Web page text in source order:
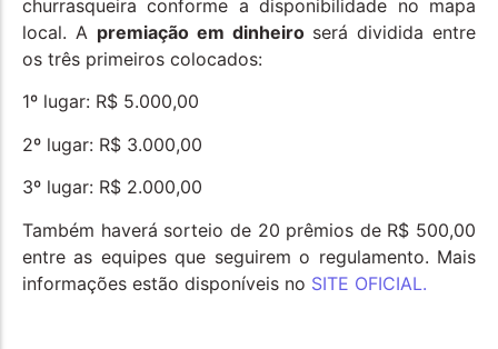
churrasqueira conforme a disponibilidade no mapa
local. A premiação em dinheiro será dividida entre
os três primeiros colocados:
1º lugar: R$ 5.000,00
2º lugar: R$ 3.000,00
3º lugar: R$ 2.000,00
Também haverá sorteio de 20 prêmios de R$ 500,00
entre as equipes que seguirem o regulamento. Mais
informações estão disponíveis no SITE OFICIAL.